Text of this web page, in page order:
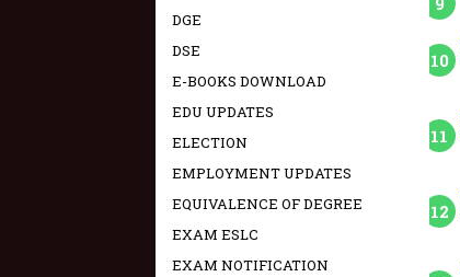
DGE
DSE
E-BOOKS DOWNLOAD
EDU UPDATES
ELECTION
EMPLOYMENT UPDATES
EQUIVALENCE OF DEGREE
EXAM ESLC
EXAM NOTIFICATION